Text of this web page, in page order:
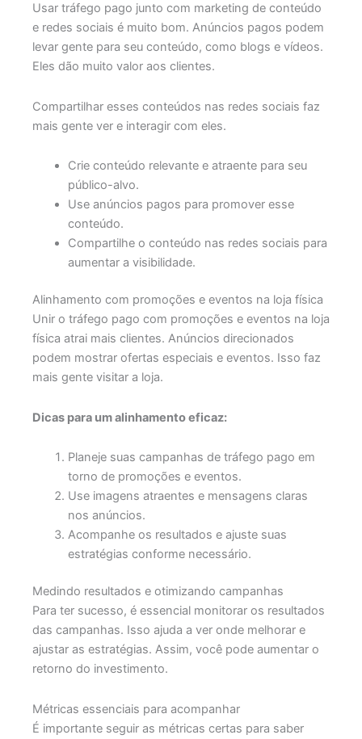
Usar tráfego pago junto com marketing de conteúdo
e redes sociais é muito bom. Anúncios pagos podem
levar gente para seu conteúdo, como blogs e vídeos.
Eles dão muito valor aos clientes.
Compartilhar esses conteúdos nas redes sociais faz
mais gente ver e interagir com eles.
Crie conteúdo relevante e atraente para seu
público-alvo.
Use anúncios pagos para promover esse
conteúdo.
Compartilhe o conteúdo nas redes sociais para
aumentar a visibilidade.
Alinhamento com promoções e eventos na loja física
Unir o tráfego pago com promoções e eventos na loja
física atrai mais clientes. Anúncios direcionados
podem mostrar ofertas especiais e eventos. Isso faz
mais gente visitar a loja.
Dicas para um alinhamento eficaz:
Planeje suas campanhas de tráfego pago em
torno de promoções e eventos.
Use imagens atraentes e mensagens claras
nos anúncios.
Acompanhe os resultados e ajuste suas
estratégias conforme necessário.
Medindo resultados e otimizando campanhas
Para ter sucesso, é essencial monitorar os resultados
das campanhas. Isso ajuda a ver onde melhorar e
ajustar as estratégias. Assim, você pode aumentar o
retorno do investimento.
Métricas essenciais para acompanhar
É importante seguir as métricas certas para saber